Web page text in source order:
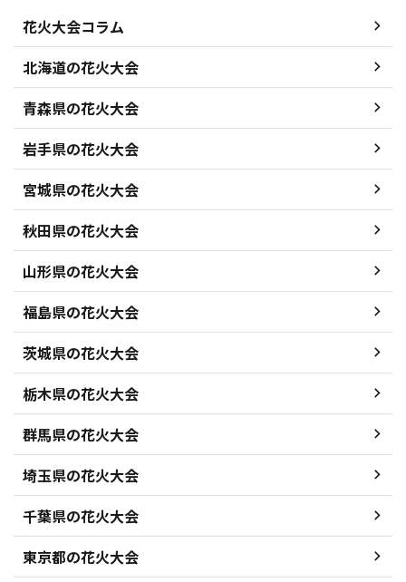
花火大会コラム
北海道の花火大会
青森県の花火大会
岩手県の花火大会
宮城県の花火大会
秋田県の花火大会
山形県の花火大会
福島県の花火大会
茨城県の花火大会
栃木県の花火大会
群馬県の花火大会
埼玉県の花火大会
千葉県の花火大会
東京都の花火大会